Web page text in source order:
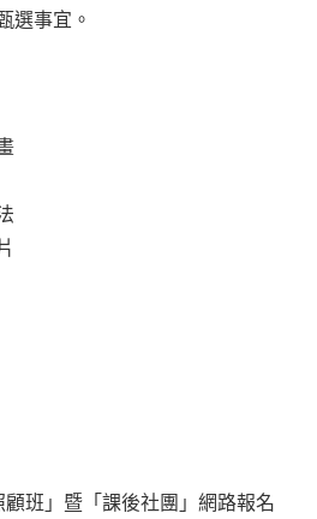
選事宜。
班」暨「課後社團」網路報名